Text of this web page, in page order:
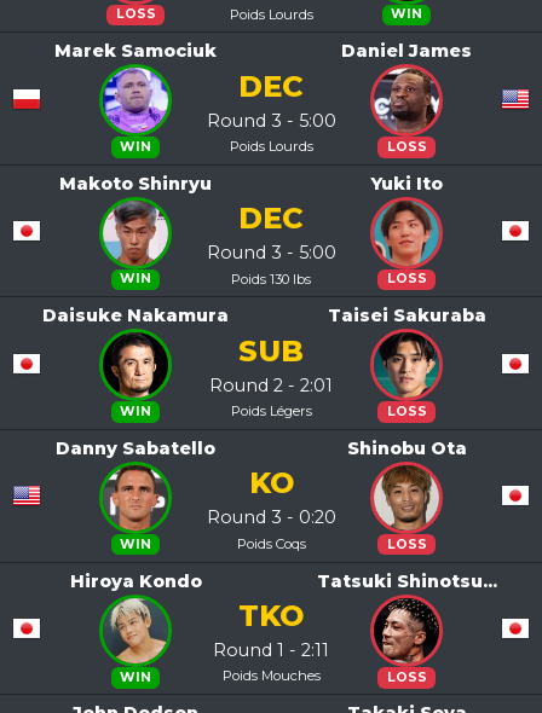
LOSS WIN
Poids Lourds
Marek Samociuk
WIN
Daniel James
LOSS
DEC
Round 3 - 5:00
Poids Lourds
Makoto Shinryu
WIN
Yuki Ito
LOSS
DEC
Round 3 - 5:00
Poids 130 lbs
Daisuke Nakamura
WIN
Taisei Sakuraba
LOSS
SUB
Round 2 - 2:01
Poids Légers
Danny Sabatello
WIN
Shinobu Ota
LOSS
KO
Round 3 - 0:20
Poids Coqs
Hiroya Kondo
WIN
Tatsuki Shinotsu...
LOSS
TKO
Round 1 - 2:11
Poids Mouches